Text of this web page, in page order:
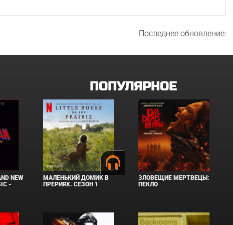
Последнее обновление:
ПОПУЛЯРНОЕ
NEW
-
МАЛЕНЬКИЙ ДОМИК В
ПРЕРИЯХ. СЕЗОН 1
ЗЛОВЕЩИЕ МЕРТВЕЦЫ:
ПЕКЛО